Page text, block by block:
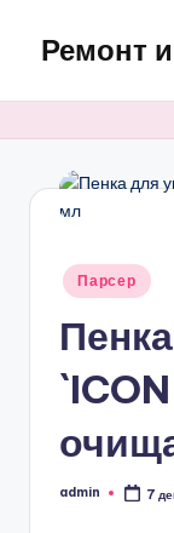
Перейти
содержимому
Ремонт
практичные
интерьерные
Опубликовано
Парсер
Запись
admin 7